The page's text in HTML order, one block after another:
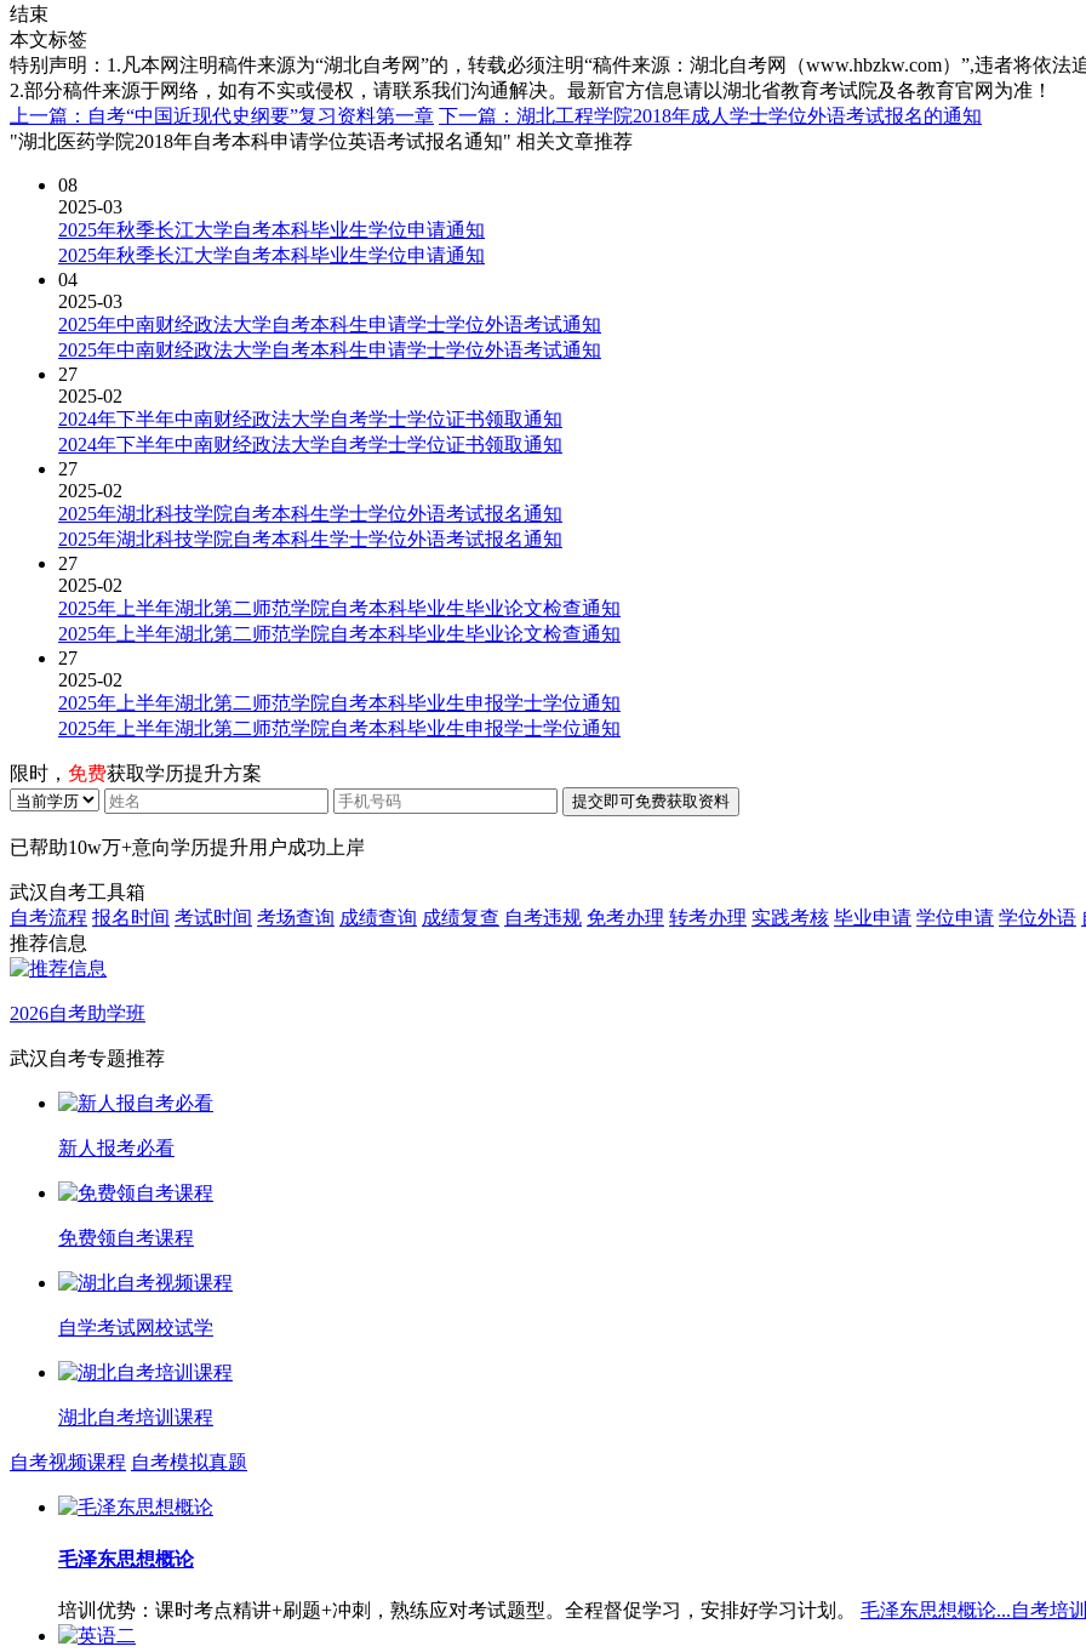
结束
本文标签
特别声明：1.凡本网注明稿件来源为“湖北自考网”的，转载必须注明“稿件来源：湖北自考网（www.hbzkw.com）”,违者将依法
2.部分稿件来源于网络，如有不实或侵权，请联系我们沟通解决。最新官方信息请以湖北省教育考试院及各教育官网为准！
上一篇：自考“中国近现代史纲要”复习资料第一章 下一篇：湖北工程学院2018年成人学士学位外语考试报名的通知
"湖北医药学院2018年自考本科申请学位英语考试报名通知" 相关文章推荐
08
2025-03
2025年秋季长江大学自考本科毕业生学位申请通知
2025年秋季长江大学自考本科毕业生学位申请通知
04
2025-03
2025年中南财经政法大学自考本科生申请学士学位外语考试通知
2025年中南财经政法大学自考本科生申请学士学位外语考试通知
27
2025-02
2024年下半年中南财经政法大学自考学士学位证书领取通知
2024年下半年中南财经政法大学自考学士学位证书领取通知
27
2025-02
2025年湖北科技学院自考本科生学士学位外语考试报名通知
2025年湖北科技学院自考本科生学士学位外语考试报名通知
27
2025-02
2025年上半年湖北第二师范学院自考本科毕业生毕业论文检查通知
2025年上半年湖北第二师范学院自考本科毕业生毕业论文检查通知
27
2025-02
2025年上半年湖北第二师范学院自考本科毕业生申报学士学位通知
2025年上半年湖北第二师范学院自考本科毕业生申报学士学位通知
限时， 免费获取学历提升方案
已帮助10w万+意向学历提升用户成功上岸
武汉自考工具箱
自考流程 报名时间 考试时间 考场查询 成绩查询 成绩复查 自考违规 免考办理 转考办理 实践考核 毕业申请 学位申请 学位外语
推荐信息
2026自考助学班
武汉自考专题推荐
新人报考必看
免费领自考课程
自学考试网校试学
湖北自考培训课程
自考视频课程 自考模拟真题
毛泽东思想概论
培训优势：课时考点精讲+刷题+冲刺，熟练应对考试题型。全程督促学习，安排好学习计划。 毛泽东思想概论...自考培训